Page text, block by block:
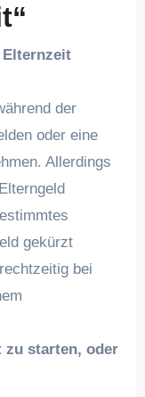
Elternzeit
der
oder eine
Allerdings
gekürzt
bei
starten, oder